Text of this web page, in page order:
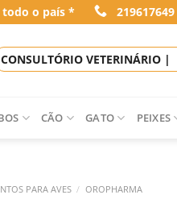
todo o país * 219617649
CONSULTÓRIO VETERINÁRIO |
CÃO GATO PEIXES
PARA AVES / OROPHARMA